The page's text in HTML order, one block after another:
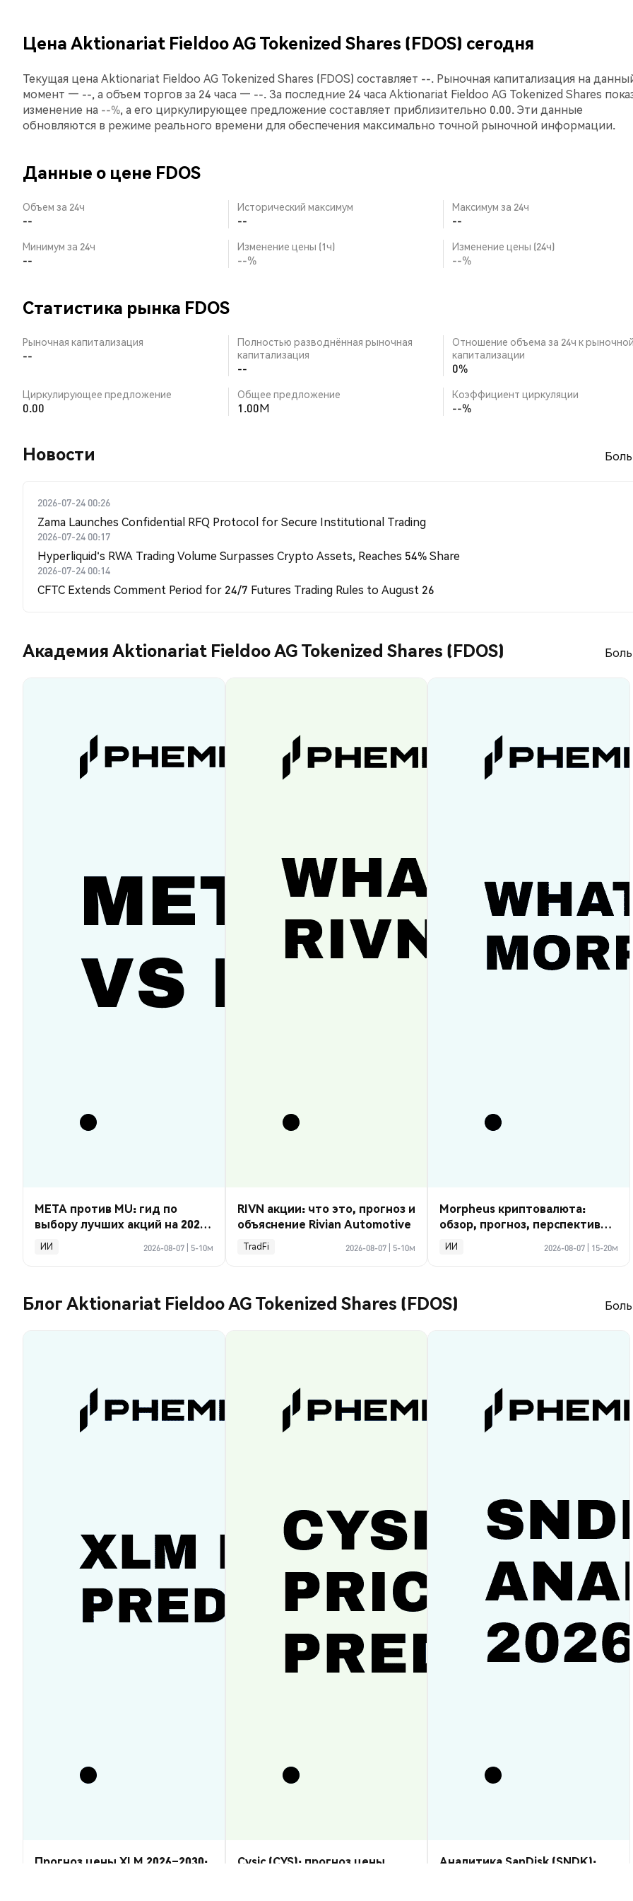
Цена Aktionariat Fieldoo AG Tokenized Shares (FDOS) сегодня
Текущая цена Aktionariat Fieldoo AG Tokenized Shares (FDOS) составляет --. Рыночная капитализация на
момент — --, а объем торгов за 24 часа — --. За последние 24 часа Aktionariat Fieldoo AG Tokenized Shares
изменение на --%, а его циркулирующее предложение составляет приблизительно 0.00. Эти данные
обновляются в режиме реального времени для обеспечения максимально точной рыночной информации.
Данные о цене FDOS
Объем за 24ч
--
Исторический максимум
--
Максимум за 24ч
--
Минимум за 24ч
--
Изменение цены (1ч)
--%
Изменение цены (24ч)
--%
Статистика рынка FDOS
Рыночная капитализация
--
Полностью разводнённая рыночная
капитализация
--
Отношение объема за 24ч к
капитализации
0%
Циркулирующее предложение
0.00
Общее предложение
1.00M
Коэффициент циркуляции
--%
Новости
2026-07-24 00:26
Zama Launches Confidential RFQ Protocol for Secure Institutional Trading
2026-07-24 00:17
Hyperliquid's RWA Trading Volume Surpasses Crypto Assets, Reaches 54% Share
2026-07-24 00:14
CFTC Extends Comment Period for 24/7 Futures Trading Rules to August 26
Академия Aktionariat Fieldoo AG Tokenized Shares (FDOS)
META против MU: гид по
выбору лучших акций на 2026
год
ИИ 2026-08-07 5-10м
RIVN акции: что это, прогноз и
объяснение Rivian Automotive
TradFi 2026-08-07 5-10м
Morpheus криптовалюта:
обзор, прогноз, перспективы
2026
ИИ 2026-08-07 15-20м
Блог Aktionariat Fieldoo AG Tokenized Shares (FDOS)
Прогноз цены XLM 2026–2030:
Cysic (CYS): прогноз цены
Аналитика SanDisk (SNDK):